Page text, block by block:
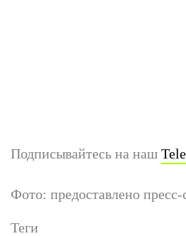
Подписывайтесь на наш
Фото: предоставлено
Теги